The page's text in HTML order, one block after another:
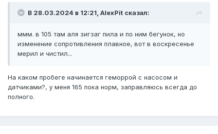
В 28.03.2024 в 12:21, AlexPit сказал:
ммм. в 105 там аля зигзаг пила и по ним бегунок, но
изменение сопротивления плавное, вот в воскресенье
мерил и чистил...
На каком пробеге начинается геморрой с насосом и
датчиками?, у меня 165 пока норм, заправляюсь всегда до
полного.